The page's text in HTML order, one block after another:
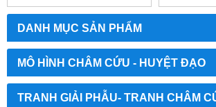
DANH MỤC SẢN PHẨM
MÔ HÌNH CHÂM CỨU - HUYỆT ĐẠO
TRANH GIẢI PHẪU- TRANH CHÂM